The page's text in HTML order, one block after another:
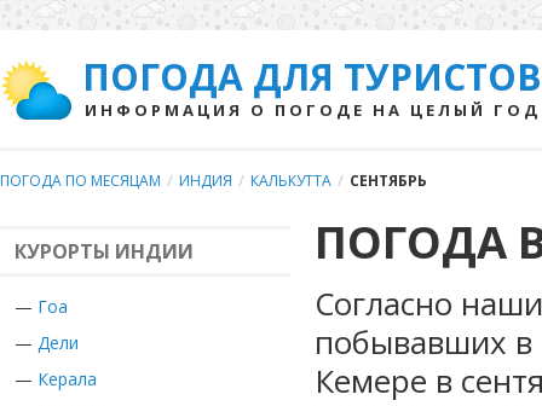
ПОГОДА ДЛЯ ТУРИСТОВ
ИНФОРМАЦИЯ О ПОГОДЕ НА ЦЕЛЫЙ ГОД
ПОГОДА ПО МЕСЯЦАМ / ИНДИЯ / КАЛЬКУТТА / СЕНТЯБРЬ
КУРОРТЫ ИНДИИ
— Гоа
— Дели
— Керала
ПОГОДА
Согласно
побывавших в
Кемере в